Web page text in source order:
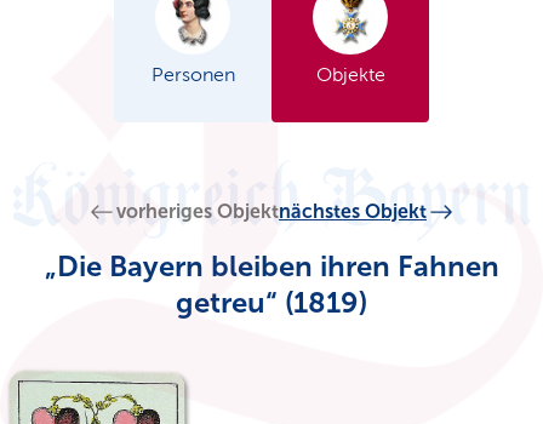
Personen Objekte
vorheriges Objektnächstes Objekt
„Die Bayern bleiben ihren Fahnen
getreu“ (1819)